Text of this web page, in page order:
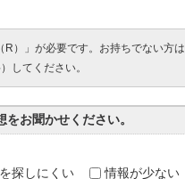
）」が必要です。お持ちでない方は
してください。
お聞かせください。
探しにくい 情報が少ない